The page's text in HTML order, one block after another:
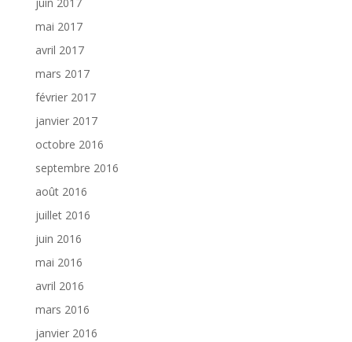
mai 2017
avril 2017
mars 2017
février 2017
janvier 2017
octobre 2016
septembre 2016
août 2016
juillet 2016
juin 2016
mai 2016
avril 2016
mars 2016
janvier 2016